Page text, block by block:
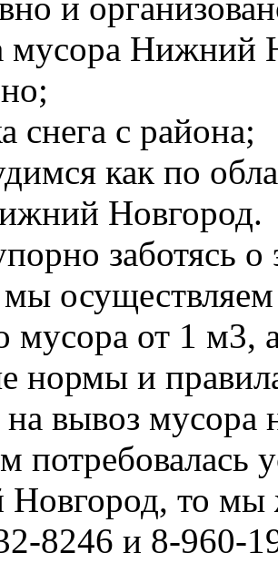
мусора Нижний
снега с района;
как по
Новгород.
заботясь
мусора от 1 м3,
нормы и
на вывоз мусора
потребовалась
то мы
8246 и 8-960-